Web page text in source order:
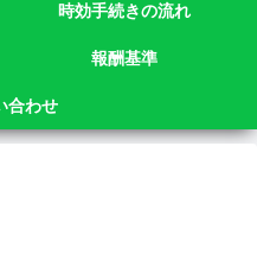
時効手続きの流れ
報酬基準
合わせ